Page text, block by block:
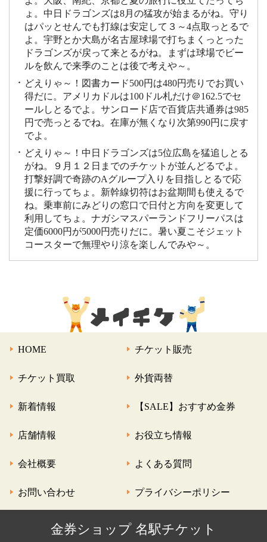
ょ。中日ドラゴンズは8月の猛攻が始まるがね。守り
はパッとせんでも打線は安定して３～4点取っとるで
よ。宇野とか大島が名古屋球場で打ちまくっとった
ドラゴンズが戻って来とるがね。まずは球場でビー
ルを飲んで来季のことは後で考えや～。
どえりゃ～！図書カード500円は480円売りでお買い
得だに。アメリカドルは100ドル札だけ＠162.5でセ
ールしとるでよ。サンロード店で百貨店共通券は985
円で売っとるでね。在庫が無くなり次第990円に戻す
でよ。
どえりゃ～！中日ドラゴンズは5位広島を猛追しとる
がね。９月１２日までのチケットが並んどるでよ。
打撃好調で奇跡のAグループ入りを目指しとるで応
援に行ってちょ。新幹線切符はお盆期間も使えるで
ね。乗車前にみどりの窓口で日付と方向を変更して
利用してちょ。ナガシマスパーランドフリーパスは
定価6000円が5000円売りだに。暑い夏こそジェット
コースターで無理やり涼を楽しんでみや～。
HOME チケット販売
チケット買取 外貨両替
新着情報 【SALE】おすすめ金券
店舗情報 お役立ち情報
会社概要 よくある質問
お問い合わせ プライバシーポリシー
金券ショップ 名駅チケット